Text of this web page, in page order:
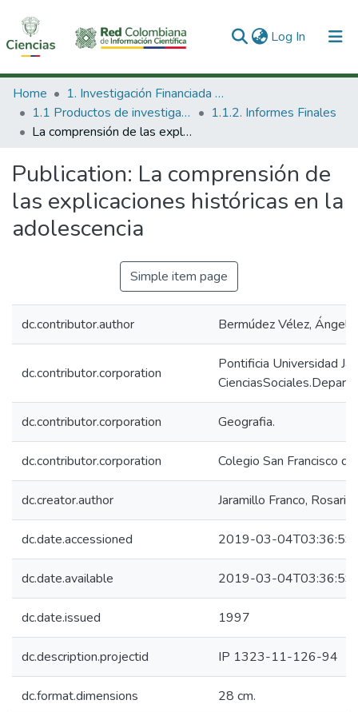
Log In (current)
Communities & Collections
All of DSpace
Home
1. Investigación Financiada con Recursos Públicos
1.1 Productos de investigación
1.1.2. Informes Finales
La comprensión de las explicaciones históricas en la adolescencia
Publication: La comprensión de
las explicaciones históricas en la
adolescencia
Simple item page
dc.contributor.author Bermúdez Vélez, Ángela
dc.contributor.corporation
Pontificia Universidad
dc.contributor.corporation Geografia.
dc.contributor.corporation Colegio San Francisco
dc.creator.author Jaramillo Franco, Rosario
dc.date.accessioned 2019-03-
dc.date.available 2019-03-
dc.date.issued 1997
dc.description.projectid IP 1323-11-126-94
dc.format.dimensions 28 cm.